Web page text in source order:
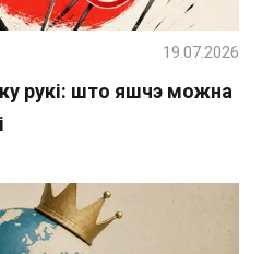
рукі: што яшчэ можна
19.07.2026